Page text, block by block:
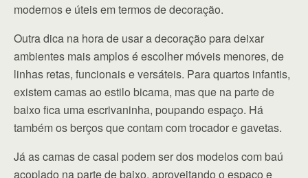
modernos e úteis em termos de decoração.
Outra dica na hora de usar a decoração para deixar
ambientes mais amplos é escolher móveis menores, de
linhas retas, funcionais e versáteis. Para quartos infantis,
existem camas ao estilo bicama, mas que na parte de
baixo fica uma escrivaninha, poupando espaço. Há
também os berços que contam com trocador e gavetas.
Já as camas de casal podem ser dos modelos com baú
acoplado na parte de baixo, aproveitando o espaço e